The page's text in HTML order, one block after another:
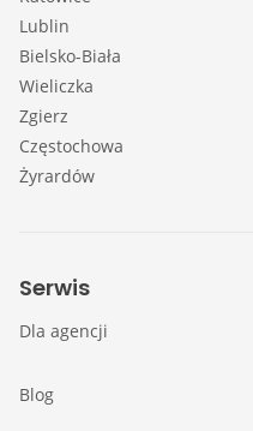
Lublin
Bielsko-Biała
Wieliczka
Zgierz
Częstochowa
Żyrardów
Serwis
Dla agencji
Blog